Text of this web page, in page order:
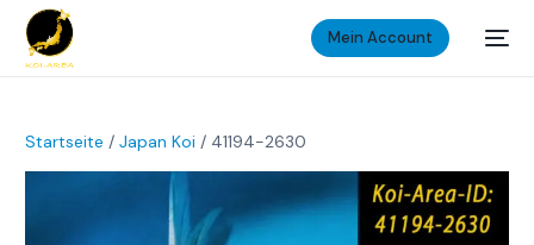
Mein Account
Startseite /Japan Koi / 41194-2630